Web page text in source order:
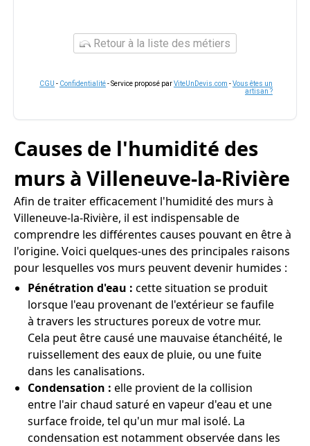
Retour à la liste des métiers
CGU - Confidentialité- Service proposé parViteUnDevis.com -Vous êtes un
artisan ?
Causes de l'humidité des
murs à Villeneuve-la-Rivière
Afin de traiter efficacement l'humidité des murs à
Villeneuve-la-Rivière, il est indispensable de
comprendre les différentes causes pouvant en être à
l'origine. Voici quelques-unes des principales raisons
pour lesquelles vos murs peuvent devenir humides :
Pénétration d'eau : cette situation se produit
lorsque l'eau provenant de l'extérieur se faufile
à travers les structures poreux de votre mur.
Cela peut être causé une mauvaise étanchéité, le
ruissellement des eaux de pluie, ou une fuite
dans les canalisations.
Condensation : elle provient de la collision
entre l'air chaud saturé en vapeur d'eau et une
surface froide, tel qu'un mur mal isolé. La
condensation est notamment observée dans les